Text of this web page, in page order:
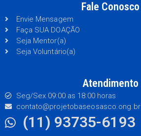
Fale Conosco
Envie Mensagem
Faça SUA DOAÇÃO
Seja Mentor(a)
Seja Voluntário(a)
Atendimento
Seg/Sex 09:00 as 18:00 horas
contato@projetobaseosasco.ong.br
(11) 93735-6193